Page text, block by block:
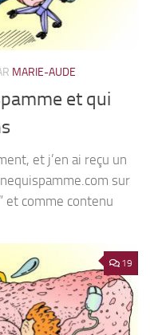
MARIE-AUDE
et qui
et j’en ai reçu un
sur
et comme contenu
19